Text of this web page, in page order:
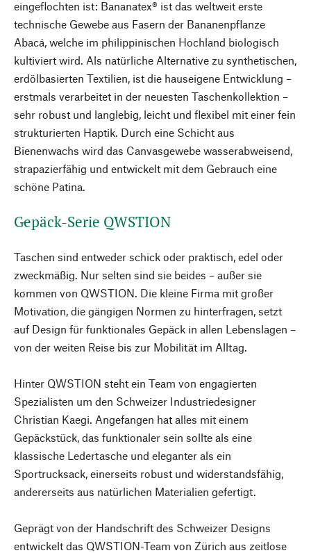
eingeflochten ist: Bananatex® ist das weltweit erste
technische Gewebe aus Fasern der Bananenpflanze
Abacá, welche im philippinischen Hochland biologisch
kultiviert wird. Als natürliche Alternative zu synthetischen,
erdölbasierten Textilien, ist die hauseigene Entwicklung –
erstmals verarbeitet in der neuesten Taschenkollektion –
sehr robust und langlebig, leicht und flexibel mit einer fein
strukturierten Haptik. Durch eine Schicht aus
Bienenwachs wird das Canvasgewebe wasserabweisend,
strapazierfähig und entwickelt mit dem Gebrauch eine
schöne Patina.
Gepäck-Serie QWSTION
Taschen sind entweder schick oder praktisch, edel oder
zweckmäßig. Nur selten sind sie beides – außer sie
kommen von QWSTION. Die kleine Firma mit großer
Motivation, die gängigen Normen zu hinterfragen, setzt
auf Design für funktionales Gepäck in allen Lebenslagen –
von der weiten Reise bis zur Mobilität im Alltag.
Hinter QWSTION steht ein Team von engagierten
Spezialisten um den Schweizer Industriedesigner
Christian Kaegi. Angefangen hat alles mit einem
Gepäckstück, das funktionaler sein sollte als eine
klassische Ledertasche und eleganter als ein
Sportrucksack, einerseits robust und widerstandsfähig,
andererseits aus natürlichen Materialien gefertigt.
Geprägt von der Handschrift des Schweizer Designs
entwickelt das QWSTION-Team von Zürich aus zeitlose